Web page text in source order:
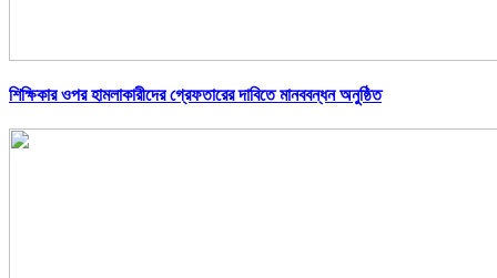
শিক্ষিকার ওপর হামলাকারীদের গ্রেফতারের দাবিতে মানববন্ধন অনুষ্ঠিত